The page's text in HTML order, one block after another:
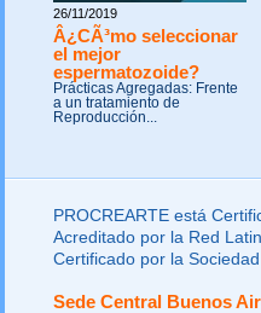
26/11/2019
Â¿CÃ³mo seleccionar
el mejor
espermatozoide?
Prácticas Agregadas: Frente
a un tratamiento de
Reproducción...
PROCREARTE está
Acreditado por la Red
Certificado por la
Sede Central Buenos